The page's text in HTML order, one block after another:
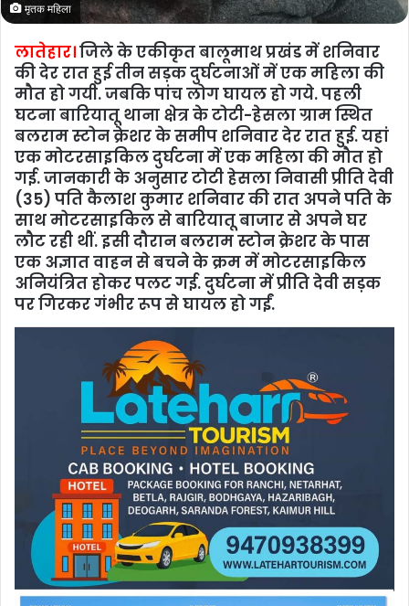
मृतक महिला
लातेहार।जिले के एकीकृत बालूमाथ प्रखंड में शनिवार
की देर रात हुई तीन सड़क दुर्घटनाओं में एक महिला की
मौत हो गयी. जबकि पांच लोग घायल हो गये. पहली
घटना बारियातू थाना क्षेत्र के टोटी-हेसला ग्राम स्थित
बलराम स्टोन क्रेशर के समीप शनिवार देर रात हुई. यहां
एक मोटरसाइकिल दुर्घटना में एक महिला की मौत हो
गई. जानकारी के अनुसार टोटी हेसला निवासी प्रीति देवी
(35) पति कैलाश कुमार शनिवार की रात अपने पति के
साथ मोटरसाइकिल से बारियातू बाजार से अपने घर
लौट रही थीं. इसी दौरान बलराम स्टोन क्रेशर के पास
एक अज्ञात वाहन से बचने के क्रम में मोटरसाइकिल
अनियंत्रित होकर पलट गई. दुर्घटना में प्रीति देवी सड़क
पर गिरकर गंभीर रूप से घायल हो गईं.